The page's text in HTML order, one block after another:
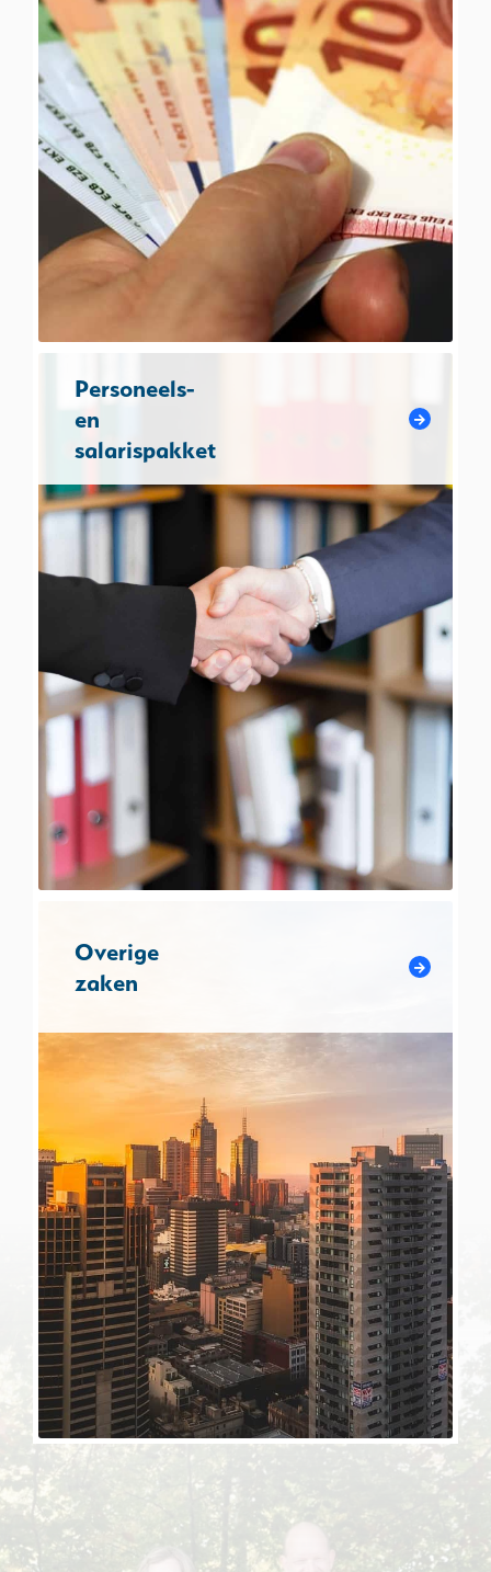
Personeels-
en
salarispakket
Overige
zaken